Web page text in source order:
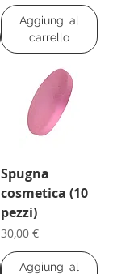
Aggiungi al
carrello
Spugna
cosmetica (10
pezzi)
Prezzo
30,00 €
Aggiungi al